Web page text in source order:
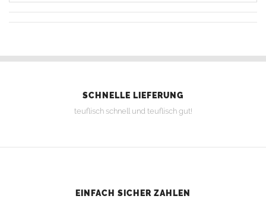
SCHNELLE LIEFERUNG
teuflisch schnell und teuflisch gut!
EINFACH SICHER ZAHLEN